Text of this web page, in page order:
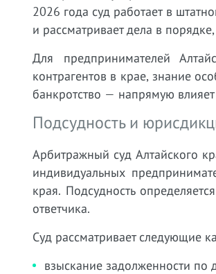
2026 года суд работает в
и рассматривает дела в
Для предпринимателей
контрагентов в крае, знание
банкротство — напрямую влияет
Подсудность и
Арбитражный суд Алтайского
индивидуальных
края. Подсудность
ответчика.
Суд рассматривает следующие
взыскание задолженности по